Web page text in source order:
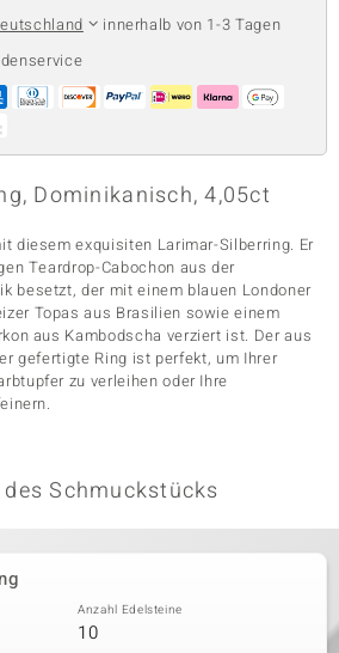
innerhalb von 1-3 Tagen
Dominikanisch, 4,05ct
diesem exquisiten Larimar-Silberring. Er
Teardrop-Cabochon aus der
besetzt, der mit einem blauen Londoner
Topas aus Brasilien sowie einem
aus Kambodscha verziert ist. Der aus
gefertigte Ring ist perfekt, um Ihrer
zu verleihen oder Ihre
Schmuckstücks
Anzahl Edelsteine
10